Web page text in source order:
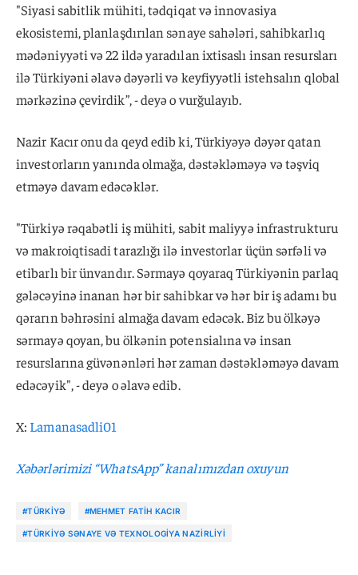
"Siyasi sabitlik mühiti, tədqiqat və innovasiya
ekosistemi, planlaşdırılan sənaye sahələri, sahibkarlıq
mədəniyyəti və 22 ildə yaradılan ixtisaslı insan resursları
ilə Türkiyəni əlavə dəyərli və keyfiyyətli istehsalın qlobal
mərkəzinə çevirdik”, - deyə o vurğulayıb.
Nazir Kacır onu da qeyd edib ki, Türkiyəyə dəyər qatan
investorların yanında olmağa, dəstəkləməyə və təşviq
etməyə davam edəcəklər.
"Türkiyə rəqabətli iş mühiti, sabit maliyyə infrastrukturu
və makroiqtisadi tarazlığı ilə investorlar üçün sərfəli və
etibarlı bir ünvandır. Sərmayə qoyaraq Türkiyənin parlaq
gələcəyinə inanan hər bir sahibkar və hər bir iş adamı bu
qərarın bəhrəsini almağa davam edəcək. Biz bu ölkəyə
sərmayə qoyan, bu ölkənin potensialına və insan
resurslarına güvənənləri hər zaman dəstəkləməyə davam
edəcəyik", - deyə o əlavə edib.
X: Lamanasadli01
Xəbərlərimizi “WhatsApp” kanalımızdan oxuyun
#TÜRKIYƏ #MEHMET FATIH KACIR
#TÜRKIYƏ SƏNAYE VƏ TEXNOLOGIYA NAZIRLIYI